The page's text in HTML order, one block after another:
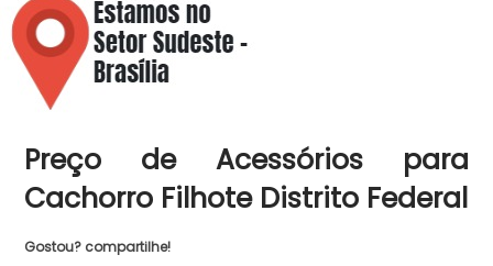
Preço de Acessórios para
Cachorro Filhote Distrito Federal
Gostou? compartilhe!